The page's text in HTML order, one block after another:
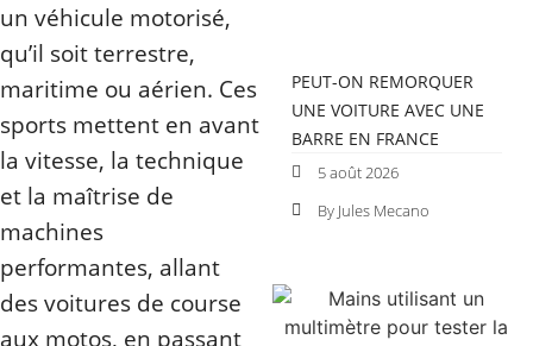
un véhicule motorisé,
qu’il soit terrestre,
maritime ou aérien. Ces
sports mettent en avant
la vitesse, la technique
et la maîtrise de
machines
performantes, allant
des voitures de course
aux motos, en passant
PEUT-ON REMORQUER
UNE VOITURE AVEC UNE
BARRE EN FRANCE
5 août 2026
By Jules Mecano